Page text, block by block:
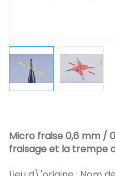
Micro fraise 0,6 mm /
fraisage et la trempe